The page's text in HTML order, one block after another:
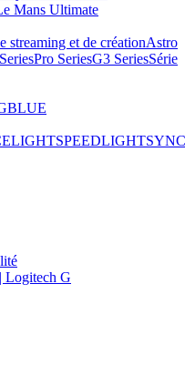
Mans Ultimate
streaming et de créationAstro
Pro SeriesG3 SeriesSérie
BLUE
LIGHTSPEEDLIGHTSYNC
Logitech G